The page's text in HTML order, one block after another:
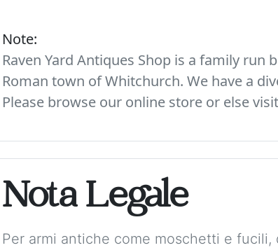
Note:
Raven Yard Antiques Shop is a family
Roman town of Whitchurch. We have a
Please browse our online store or else
Nota Legale
Per armi antiche come moschetti e